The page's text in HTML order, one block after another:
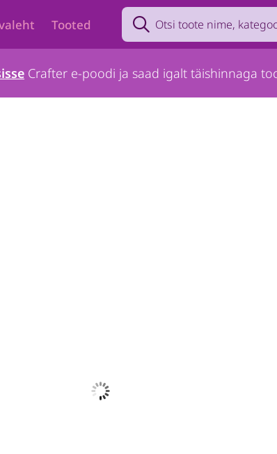
Tooted
Search product by name, brand,
Crafter e-poodi ja saad igalt täishinnaga